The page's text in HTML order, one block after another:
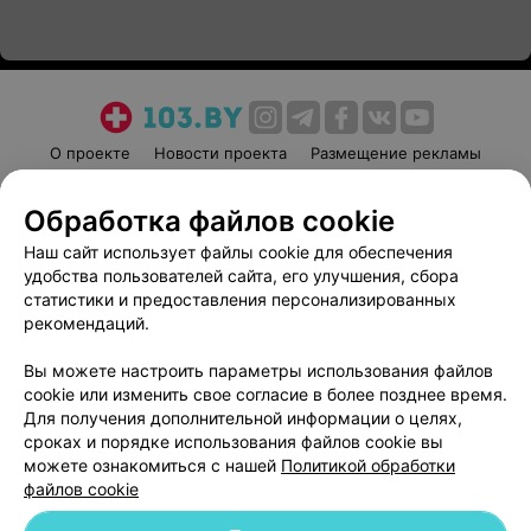
О проекте Новости проекта
Размещение рекламы
Пользовательское соглашение
Способы оплаты
Вакансии
Партнеры
Написать руководителю 103.by
Обработка персональных данных
Обработка файлов cookie
Наш сайт использует файлы cookie для обеспечения
удобства пользователей сайта, его улучшения, сбора
статистики и предоставления персонализированных
рекомендаций.
Вы можете настроить параметры использования файлов
cookie или изменить свое согласие в более позднее время.
Для получения дополнительной информации о целях,
сроках и порядке использования файлов cookie вы
можете ознакомиться с нашей Политикой обработки
файлов cookie